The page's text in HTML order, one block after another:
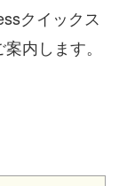
クイックス
内します。